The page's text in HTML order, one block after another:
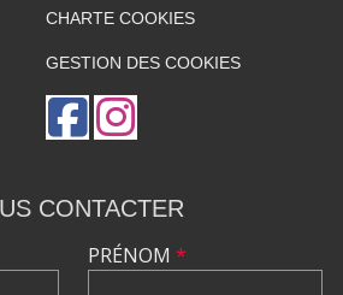
CHARTE COOKIES
GESTION DES COOKIES
CONTACTER
PRÉNOM *